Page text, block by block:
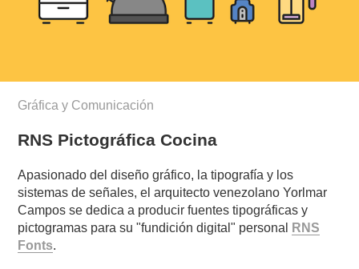
Gráfica y Comunicación
RNS Pictográfica Cocina
Apasionado del diseño gráfico, la tipografía y los
sistemas de señales, el arquitecto venezolano Yorlmar
Campos se dedica a producir fuentes tipográficas y
pictogramas para su "fundición digital" personal
RNS
Fonts.